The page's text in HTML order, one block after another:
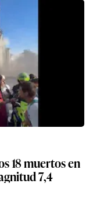
18 muertos en
7,4